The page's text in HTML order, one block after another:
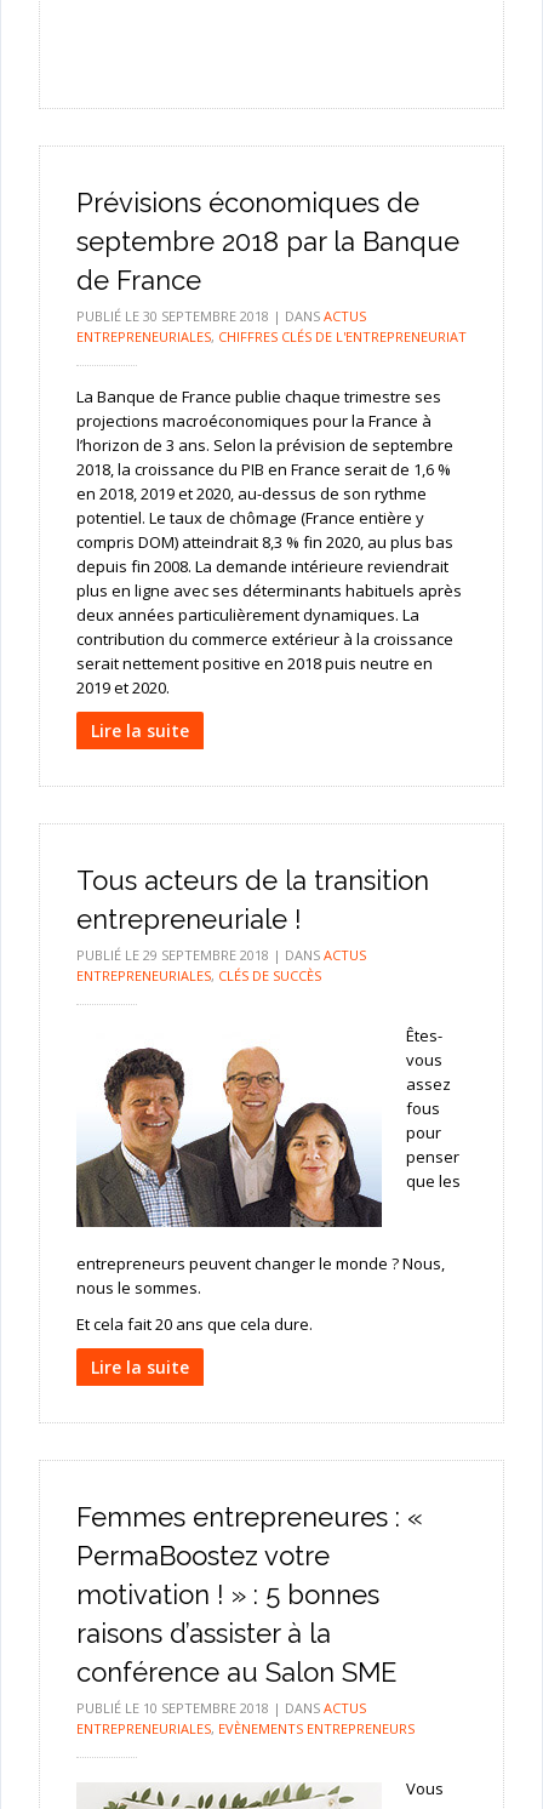
Prévisions économiques de
septembre 2018 par la Banque
de France
PUBLIÉ LE 30 SEPTEMBRE 2018 | DANS ACTUS
ENTREPRENEURIALES, CHIFFRES CLÉS DE L'ENTREPRENEURIAT
La Banque de France publie chaque trimestre ses
projections macroéconomiques pour la France à
l’horizon de 3 ans. Selon la prévision de septembre
2018, la croissance du PIB en France serait de 1,6 %
en 2018, 2019 et 2020, au-dessus de son rythme
potentiel. Le taux de chômage (France entière y
compris DOM) atteindrait 8,3 % fin 2020, au plus bas
depuis fin 2008. La demande intérieure reviendrait
plus en ligne avec ses déterminants habituels après
deux années particulièrement dynamiques. La
contribution du commerce extérieur à la croissance
serait nettement positive en 2018 puis neutre en
2019 et 2020.
Lire la suite
Tous acteurs de la transition
entrepreneuriale !
PUBLIÉ LE 29 SEPTEMBRE 2018 | DANS ACTUS
ENTREPRENEURIALES, CLÉS DE SUCCÈS
Êtes-
vous
assez
fous
pour
penser
que les
entrepreneurs peuvent changer le monde ? Nous,
nous le sommes.
Et cela fait 20 ans que cela dure.
Lire la suite
Femmes entrepreneures : «
PermaBoostez votre
motivation ! » : 5 bonnes
raisons d’assister à la
conférence au Salon SME
PUBLIÉ LE 10 SEPTEMBRE 2018 | DANS ACTUS
ENTREPRENEURIALES, EVÈNEMENTS ENTREPRENEURS
Vous